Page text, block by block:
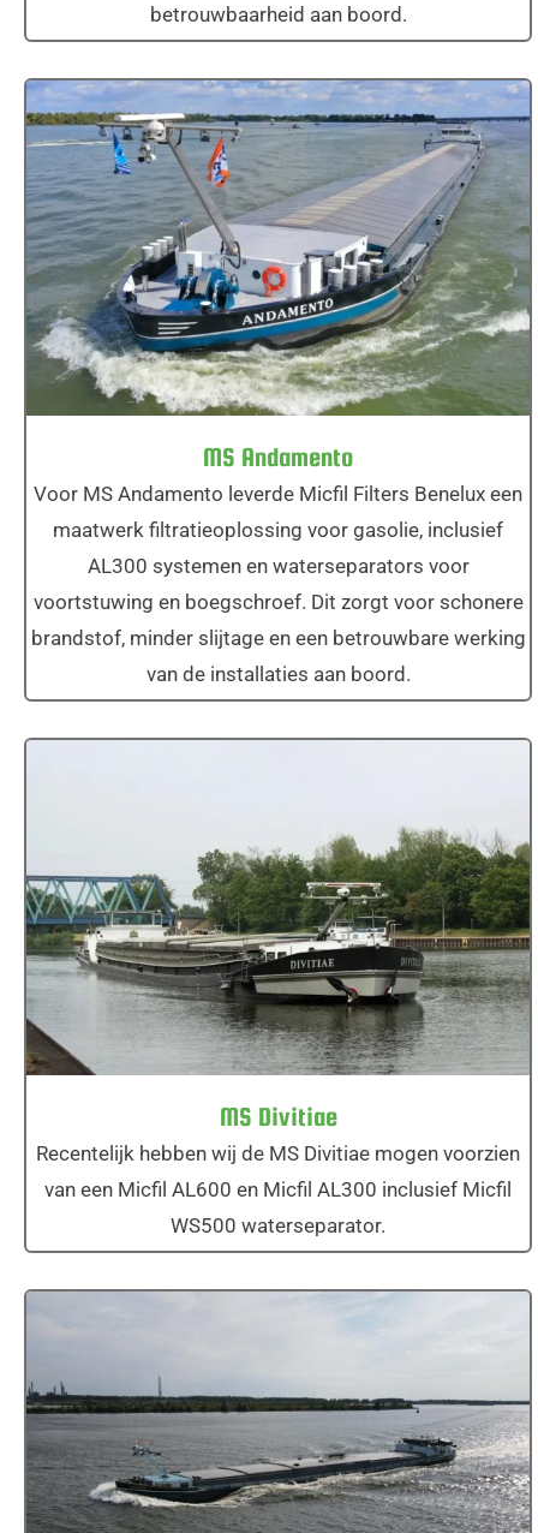
betrouwbaarheid aan boord.
MS Andamento
MS Andamento
Voor MS Andamento leverde Micfil Filters Benelux een
maatwerk filtratieoplossing voor gasolie, inclusief
AL300 systemen en waterseparators voor
voortstuwing en boegschroef. Dit zorgt voor schonere
brandstof, minder slijtage en een betrouwbare werking
van de installaties aan boord.
MS Divitiae
MS Divitiae
Recentelijk hebben wij de MS Divitiae mogen voorzien
van een Micfil AL600 en Micfil AL300 inclusief Micfil
WS500 waterseparator.
MS Mededinger